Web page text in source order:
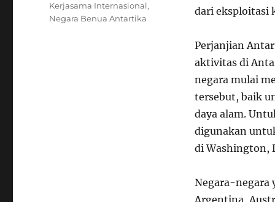
dari eksploitasi
Perjanjian
aktivitas di
negara mulai
tersebut, baik
daya alam.
digunakan
di Washington,
Negara-negara
Argentina,
Kerjasama Internasional,
Negara Benua Antartika